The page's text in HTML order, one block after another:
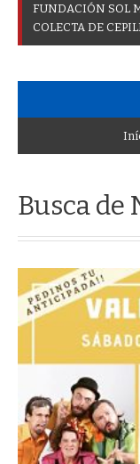
FUNDACIÓN SOL
COLECTA DE CEPIL
Busca de